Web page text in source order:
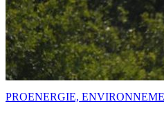
PROENERGIE,